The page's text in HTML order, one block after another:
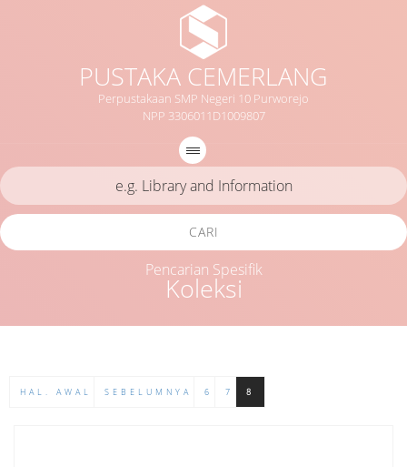
PUSTAKA CEMERLANG
Perpustakaan SMP Negeri 10 Purworejo
NPP 3306011D1009807
Koleksi
CARI
Pencarian Spesifik
HAL. AWAL SEBELUMNYA 6 7 8